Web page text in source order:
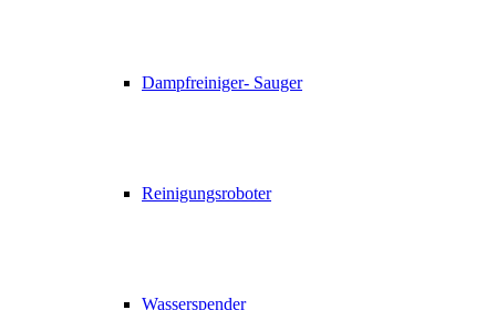
Dampfreiniger- Sauger
Reinigungsroboter
Wasserspender